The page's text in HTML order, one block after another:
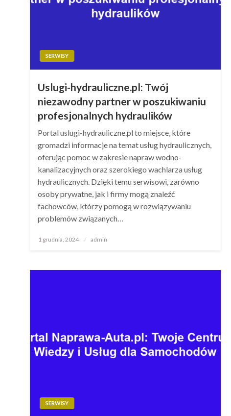
SERWISY
Uslugi-hydrauliczne.pl: Twój
niezawodny partner w poszukiwaniu
profesjonalnych hydraulików
Portal uslugi-hydrauliczne.pl to miejsce, które
gromadzi informacje na temat usług hydraulicznych,
oferując pomoc w zakresie napraw wodno-
kanalizacyjnych oraz szerokiego wachlarza usług
hydraulicznych. Dzięki temu serwisowi, zarówno
osoby prywatne, jak i firmy mogą znaleźć
fachowców, którzy pomogą w rozwiązywaniu
problemów związanych…
Opublikowane
1 grudnia, 2024 admin
SERWISY